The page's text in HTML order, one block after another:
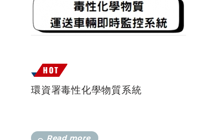
環資署毒性化學物質系統
Read more